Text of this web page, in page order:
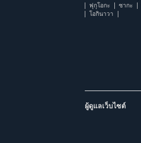
ฟุกุโอกะ
ซากะ
โอกินาวา
ผู้ดูแลเว็บไซต์